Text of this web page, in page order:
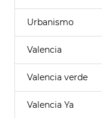
Urbanismo
Valencia
Valencia verde
Valencia Ya